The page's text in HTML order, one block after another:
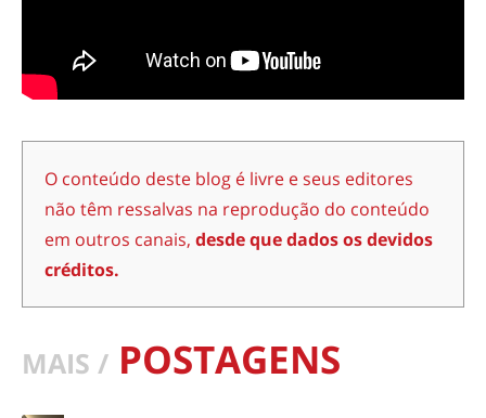
O conteúdo deste blog é livre e seus editores
não têm ressalvas na reprodução do conteúdo
em outros canais, desde que dados os devidos
créditos.
MAIS / POSTAGENS